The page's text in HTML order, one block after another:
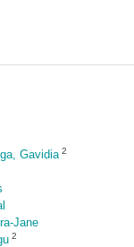
Gavidia 2
Jane
2